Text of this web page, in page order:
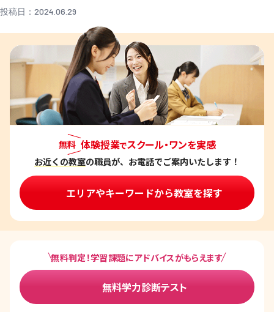
投稿日：2024.06.29
無料 体験授業でスクール・ワンを実感
お近くの教室の職員が、お電話でご案内いたします！
エリアやキーワードから教室を探す
無料判定！学習課題にアドバイスがもらえます
無料学力診断テスト